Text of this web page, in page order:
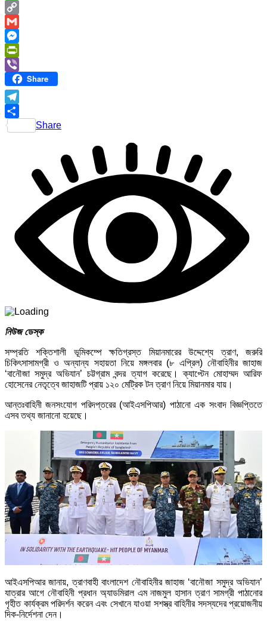
WhatsApp
Copy
Link
Gmail
Messenger
PrintFriendly
ViberShare
Telegram
Share
নিউজ ডেস্ক
সম্প্রতি শক্তিশালী ভূমিকম্পে ক্ষতিগ্রস্ত মিয়ানমারের উদ্দেশ্যে ত্রাণ, জরুরি
চিকিৎসাসামগ্রী ও অন্যান্য সহায়তা নিয়ে মঙ্গলবার (৮ এপ্রিল) নৌবাহিনীর জাহাজ
‘বানৌজা সমুদ্র অভিযান’ চট্টগ্রাম বন্দর ত্যাগ করেছে। ক্যাপ্টেন মোহাম্মদ আরিফ
হোসেনের নেতৃত্বে জাহাজটি প্রায় ১২০ মেট্রিক টন ত্রাণ নিয়ে মিয়ানমার যায়।
আন্তঃবাহিনী জনসংযোগ পরিদপ্তরের (আইএসপিআর) পাঠানো এক সংবাদ বিজ্ঞপ্তিতে
এসব তথ্য জানানো হয়েছে।
আইএসপিআর জানায়, ত্রাণবাহী বাংলাদেশ নৌবাহিনীর জাহাজ ‘বানৌজা সমুদ্র অভিযান’
যাত্রার আগে নৌবাহিনী প্রধান অ্যাডমিরাল এম নাজমুল হাসান ত্রাণ সামগ্রী পাঠানোর
গৃহীত কার্যক্রম পরিদর্শন করেন এবং সেখানে যাওয়া সশস্ত্র বাহিনীর সদস্যদের প্রয়োজনীয়
দিক-নির্দেশনা দেন।